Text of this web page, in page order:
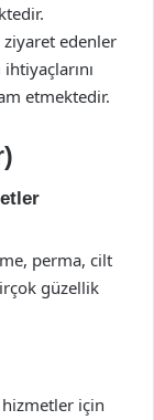
edenler
etmektedir.
perma, cilt
güzellik
için